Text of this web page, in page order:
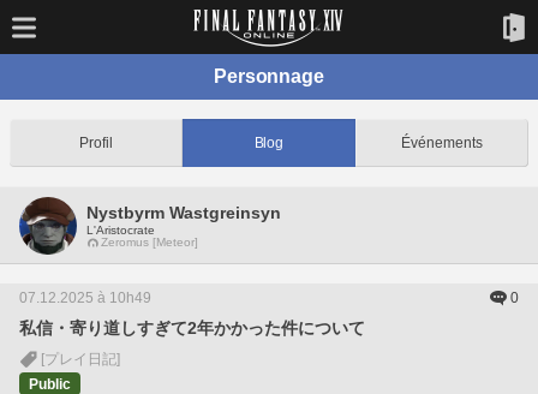
Personnage
Profil Blog Événements
Nystbyrm Wastgreinsyn
L'Aristocrate
Zeromus [Meteor]
07.12.2025 à 10h49 0
私信・寄り道しすぎて2年かかった件について
[プレイ日記]
Public